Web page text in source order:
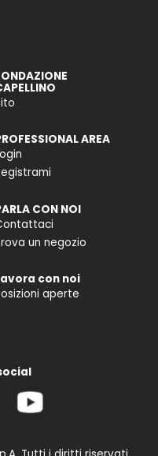
AREA
CON NOI
un negozio
con noi
aperte